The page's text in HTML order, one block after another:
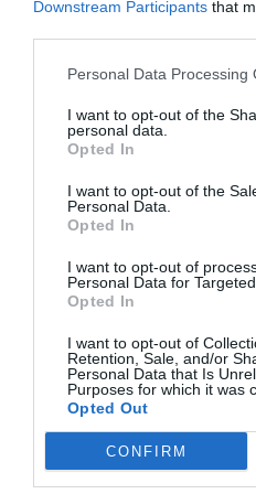
Downstream Participants that
Personal Data Processing
I want to opt-out of the
personal data.
Opted In
I want to opt-out of the
Personal Data.
Opted In
I want to opt-out of
Personal Data for
Opted In
I want to opt-out of
Retention, Sale, and/or
Personal Data that Is
Purposes for which it was
Opted Out
CONFIRM
lamentado que “esta
directamente a su
los objetivos docentes
especialidad”.
Así, desde el sindicato han
afecta a residentes de
incluidas algunas cuya
sentido, advierte de que los
completando sus
como Cardiología,
entre otros, con el perjuicio